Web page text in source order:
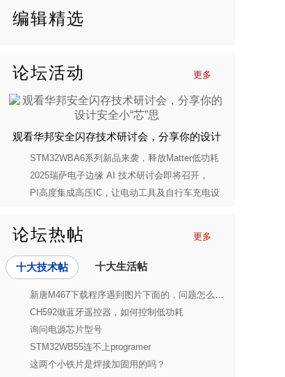
编辑精选
更多
论坛活动
观看华邦安全闪存技术研讨会，分享你的设计
安全小“芯”思
STM32WBA6系列新品来袭，释放Matter低功耗
蓝牙应用潜能
2025瑞萨电子边缘 AI 技术研讨会即将召开，
21ic邀你来报名
PI高度集成高压IC，让电动工具及自行车充电设
更多
论坛热帖
十大技术帖 十大生活帖
新唐M467下载程序遇到图片下面的，问题怎么解决呀各位大佬
CH592做蓝牙遥控器，如何控制低功耗
询问电源芯片型号
STM32WB55连不上programer
这两个小铁片是焊接加固用的吗？